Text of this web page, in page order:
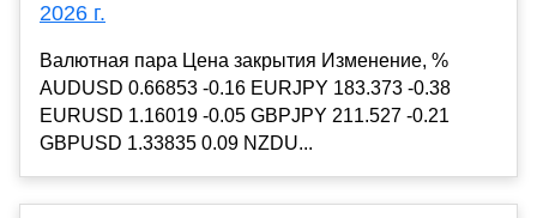
2026 г.
Валютная пара Цена закрытия Изменение, %
AUDUSD 0.66853 -0.16 EURJPY 183.373 -0.38
EURUSD 1.16019 -0.05 GBPJPY 211.527 -0.21
GBPUSD 1.33835 0.09 NZDU...